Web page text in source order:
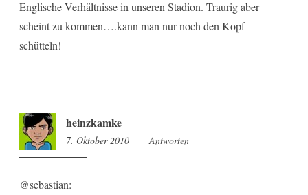
Englische Verhältnisse in unseren Stadion. Traurig aber
scheint zu kommen….kann man nur noch den Kopf
schütteln!
heinzkamke
7. Oktober 2010 18:03
Antworten
@sebastian: